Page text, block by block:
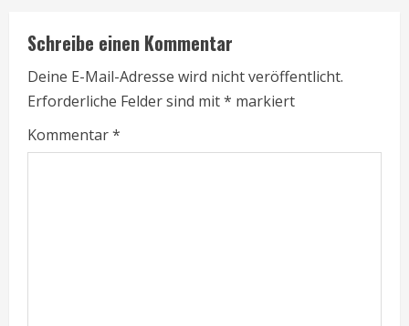
n
u
e
R
Schreibe einen Kommentar
Deine E-Mail-Adresse wird nicht veröffentlicht.
Erforderliche Felder sind mit* markiert
Kommentar*